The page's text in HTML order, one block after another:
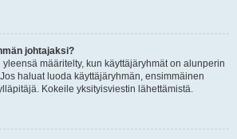
johtajaksi?
määritelty, kun käyttäjäryhmät on alunperin
haluat luoda käyttäjäryhmän, ensimmäinen
Kokeile yksityisviestin lähettämistä.